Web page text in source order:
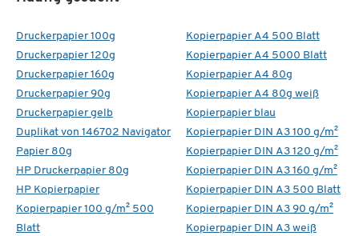
Druckerpapier 100g
Druckerpapier 120g
Druckerpapier 160g
Druckerpapier 90g
Druckerpapier gelb
Duplikat von 146702 Navigator
Papier 80g
HP Druckerpapier 80g
HP Kopierpapier
Kopierpapier 100 g/m² 500
Blatt
Kopierpapier A4 500 Blatt
Kopierpapier A4 5000 Blatt
Kopierpapier A4 80g
Kopierpapier A4 80g weiß
Kopierpapier blau
Kopierpapier DIN A3 100 g/m²
Kopierpapier DIN A3 120 g/m²
Kopierpapier DIN A3 160 g/m²
Kopierpapier DIN A3 500 Blatt
Kopierpapier DIN A3 90 g/m²
Kopierpapier DIN A3 weiß